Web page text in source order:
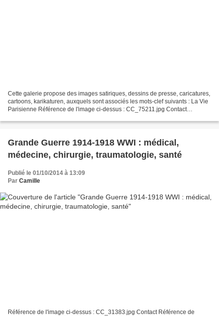
Cette galerie propose des images satiriques, dessins de presse, caricatures,
cartoons, karikaturen, auxquels sont associés les mots-clef suivants : La Vie
Parisienne Référence de l'image ci-dessus : CC_75211.jpg Contact
Grande Guerre 1914-1918 WWI : médical,
médecine, chirurgie, traumatologie, santé
Publié le 01/10/2014 à 13:09
Par Camille
Référence de l'image ci-dessus : CC_31383.jpg Contact Référence de